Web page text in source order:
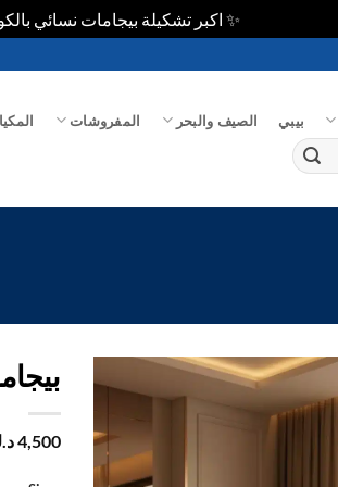
✨ اكبر تشكيلة بيجامات نسائي
بيبي الصيف والبحر المفروشات
اضف
الي
المفضلة
4,500